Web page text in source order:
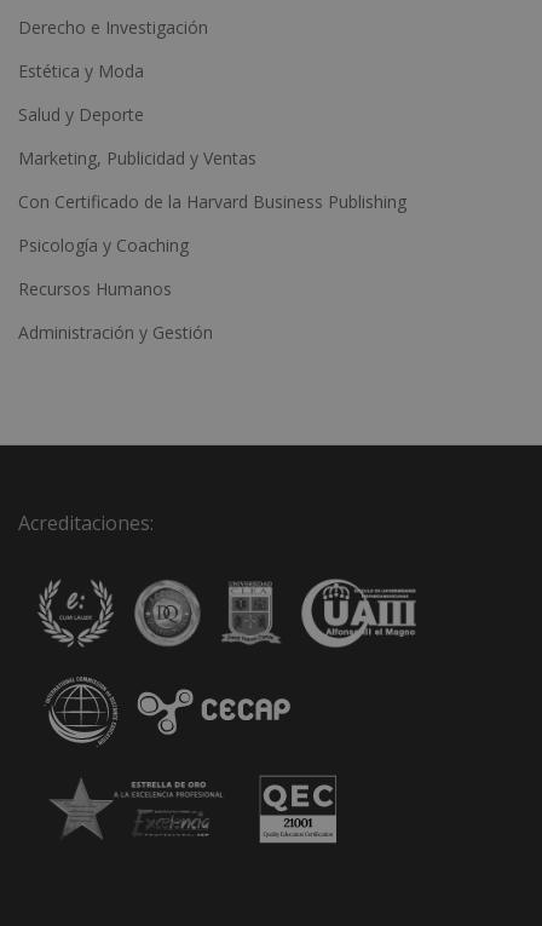
Derecho e Investigación
Estética y Moda
Salud y Deporte
Marketing, Publicidad y Ventas
Con Certificado de la Harvard Business Publishing
Psicología y Coaching
Recursos Humanos
Administración y Gestión
Acreditaciones: